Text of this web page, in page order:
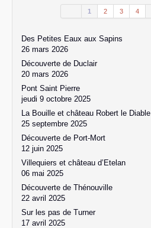
1 2 3 4
Des Petites Eaux aux Sapins
26 mars 2026
Découverte de Duclair
20 mars 2026
Pont Saint Pierre
jeudi 9 octobre 2025
La Bouille et château Robert le Diable
25 septembre 2025
Découverte de Port-Mort
12 juin 2025
Villequiers et château d’Etelan
06 mai 2025
Découverte de Thénouville
22 avril 2025
Sur les pas de Turner
17 avril 2025